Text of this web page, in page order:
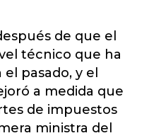
de que el
técnico que ha
pasado, y el
a medida que
de impuestos
ministra del